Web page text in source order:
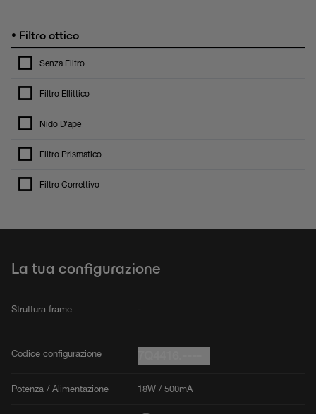
• Filtro ottico
Senza Filtro
Filtro Ellittico
Nido D'ape
Filtro Prismatico
Filtro Correttivo
La tua configurazione
Struttura frame -
Codice configurazione
Potenza / Alimentazione 18W / 500mA